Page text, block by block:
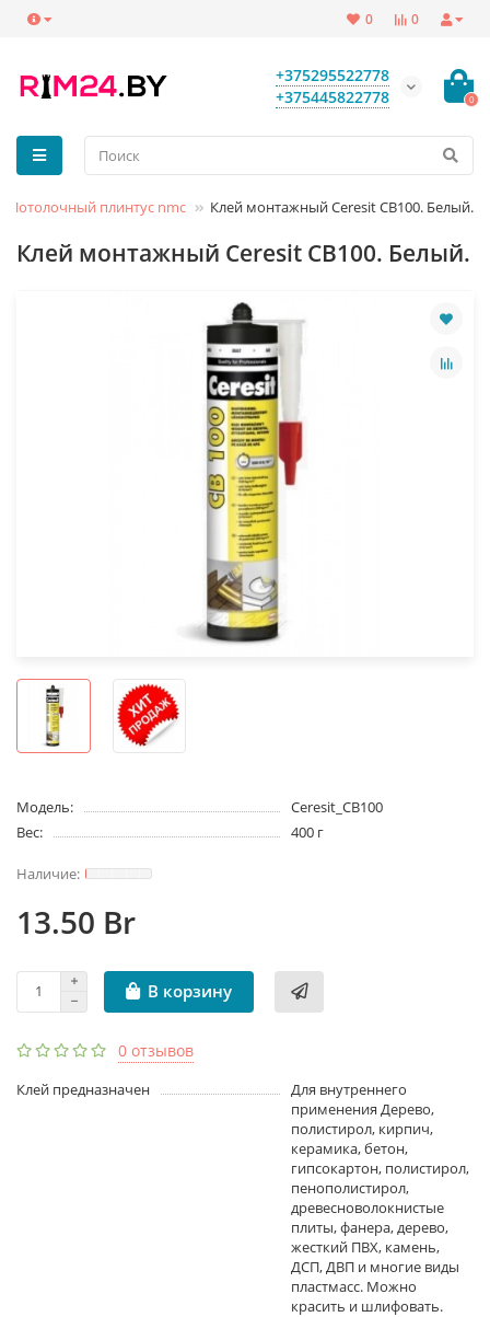
0
0
+375295522778
+375445822778
0
Потолочный плинтус nmc Клей монтажный Ceresit CB100. Белый.
Клей монтажный Ceresit CB100. Белый.
Модель:
Ceresit_CB100
Вес:
400 г
13.50 Br
В корзину
0 отзывов
Клей предназначен
Для внутреннего
применения Дерево,
полистирол, кирпич,
керамика, бетон,
гипсокартон, полистирол,
пенополистирол,
древесноволокнистые
плиты, фанера, дерево,
жесткий ПВХ, камень,
ДСП, ДВП и многие виды
пластмасс. Можно
красить и шлифовать.